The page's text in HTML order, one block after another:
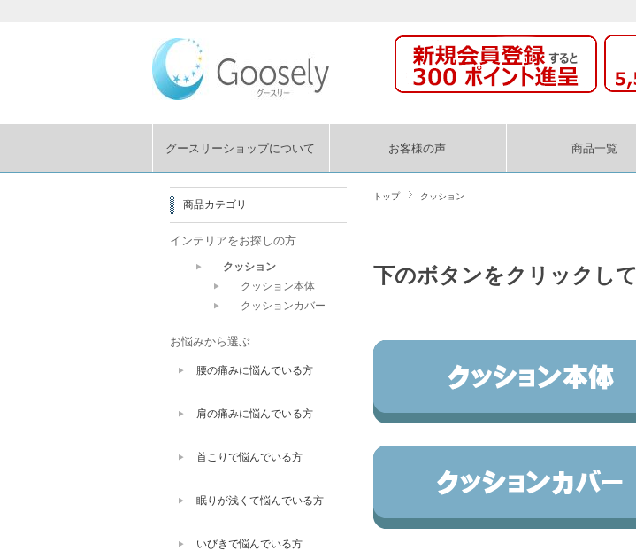
グースリーショップについて お客様の声 商品一覧
トップ クッション
下のボタンをクリックし
商品カテゴリ
インテリアをお探しの方
クッション
クッション本体
クッションカバー
お悩みから選ぶ
腰の痛みに悩んでいる方
肩の痛みに悩んでいる方
首こりで悩んでいる方
眠りが浅くて悩んでいる方
いびきで悩んでいる方